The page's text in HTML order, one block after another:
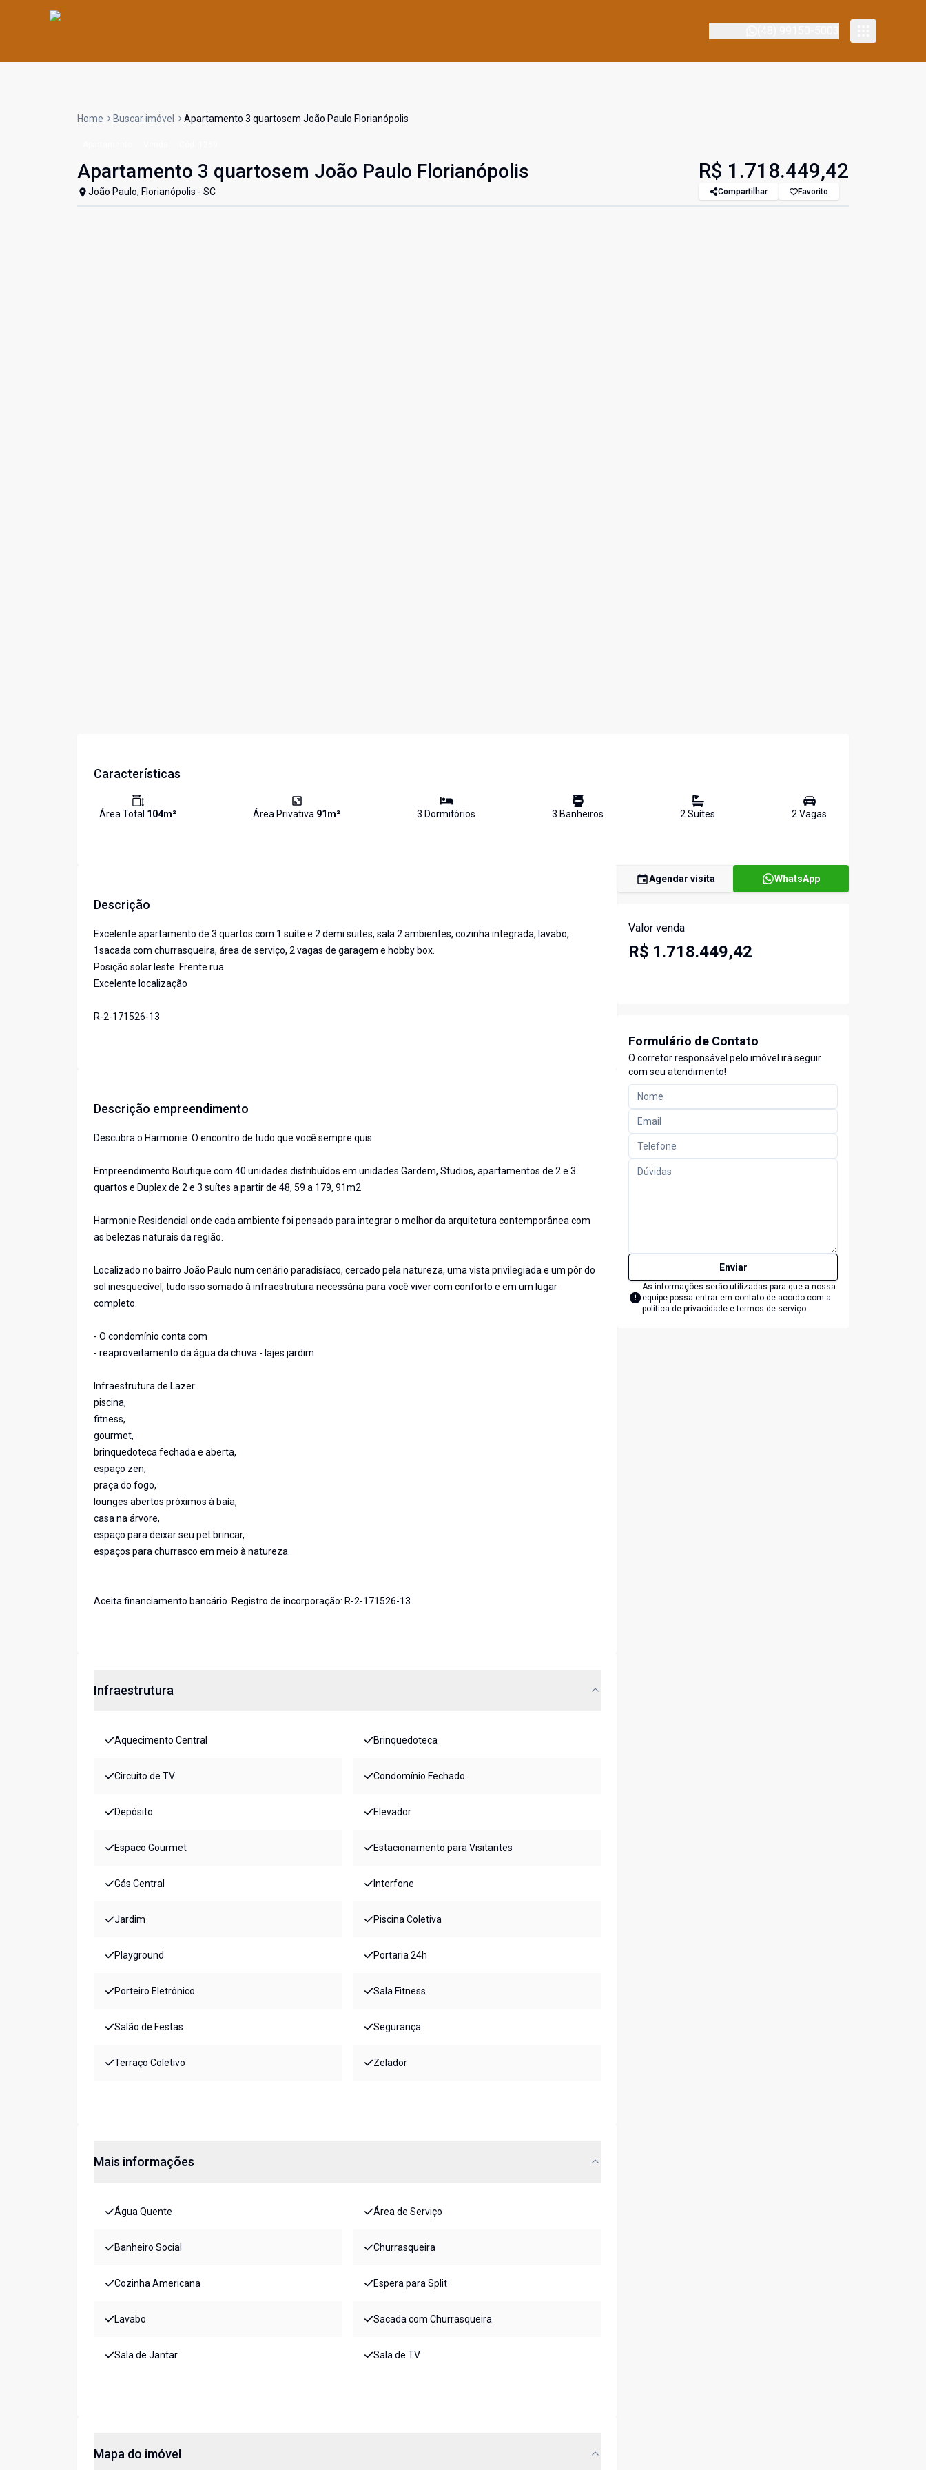
Home Buscar imóvel Apartamento 3 quartosem João Paulo Florianópolis
Apartamento 3 quartosem João Paulo Florianópolis
João Paulo, Florianópolis - SC
R$ 1.718.449,42
Compartilhar Favorito
Características
Área Total 104m² Área Privativa 91m² 3 Dormitórios 3 Banheiros 2Suítes 2Vagas
Descrição
Excelente apartamento de 3 quartos com 1 suíte e 2 demi suites, sala 2 ambientes, cozinha integrada, lavabo,
1sacada com churrasqueira, área de serviço, 2 vagas de garagem e hobby box.
Posição solar leste. Frente rua.
Excelente localização
R-2-171526-13
Descrição empreendimento
Descubra o Harmonie. O encontro de tudo que você sempre quis.
Empreendimento Boutique com 40 unidades distribuídos em unidades Gardem, Studios, apartamentos de 2 e 3
quartos e Duplex de 2 e 3 suítes a partir de 48, 59 a 179, 91m2
Harmonie Residencial onde cada ambiente foi pensado para integrar o melhor da arquitetura contemporânea com
as belezas naturais da região.
Localizado no bairro João Paulo num cenário paradisíaco, cercado pela natureza, uma vista privilegiada e um pôr do
sol inesquecível, tudo isso somado à infraestrutura necessária para você viver com conforto e em um lugar
completo.
- O condomínio conta com
- reaproveitamento da água da chuva - lajes jardim
Infraestrutura de Lazer:
piscina,
fitness,
gourmet,
brinquedoteca fechada e aberta,
espaço zen,
praça do fogo,
lounges abertos próximos à baía,
casa na árvore,
espaço para deixar seu pet brincar,
espaços para churrasco em meio à natureza.
Aceita financiamento bancário. Registro de incorporação: R-2-171526-13
Infraestrutura
Aquecimento Central Brinquedoteca
Circuito de TV Condomínio Fechado
Depósito Elevador
Espaco Gourmet Estacionamento para Visitantes
Gás Central Interfone
Jardim Piscina Coletiva
Playground Portaria 24h
Porteiro Eletrônico Sala Fitness
Salão de Festas Segurança
Terraço Coletivo Zelador
Mais informações
Água Quente Área de Serviço
Banheiro Social Churrasqueira
Cozinha Americana Espera para Split
Lavabo Sacada com Churrasqueira
Sala de Jantar Sala de TV
Mapa do imóvel
Agendar visita WhatsApp
Valor venda
R$ 1.718.449,42
Formulário de Contato
O corretor responsável pelo imóvel irá seguir
com seu atendimento!
Enviar
As informações serão utilizadas para que a nossa
equipe possa entrar em contato de acordo com a
política de privacidade e termos de serviço